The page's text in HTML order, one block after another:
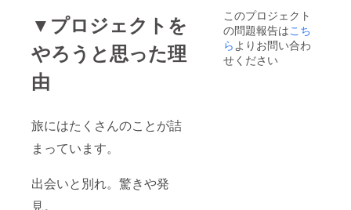
▼プロジェクトを
やろうと思った理
由
旅にはたくさんのことが詰
まっています。
出会いと別れ。驚きや発
見。
ホ装着
イメー
ジ範
囲：縦
133mm
このプロジェクト
の問題報告はこち
ら よりお問い合わ
せください